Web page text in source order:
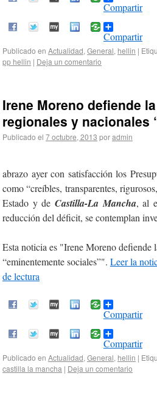
Compartir
Compartir
Publicado en Actualidad, General, hellin |
pp hellin | Deja un comentario
Irene Moreno defiende
regionales y nacionales
Publicado el 7 octubre, 2013 poradmin
abrazo ayer con satisfacción los
como “creíbles, transparentes,
Estado y deCastilla-La Mancha, al
reducción del déficit, se contemplan
Esta noticia es Irene Moreno defiende
“eminentemente sociales” . Leer la
de lectura
Compartir
Compartir
Publicado en Actualidad, General, hellin |
castilla la mancha | Deja un comentario